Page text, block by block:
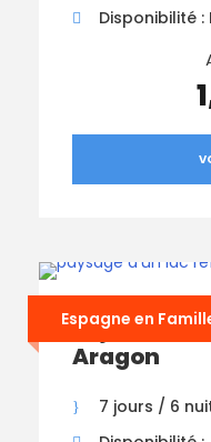
Disponibilité :
Espagne en
Séjour
Aragon
7 jours / 6